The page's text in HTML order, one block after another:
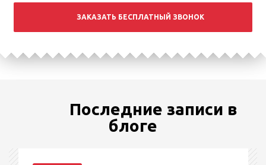
ЗАКАЗАТЬ БЕСПЛАТНЫЙ ЗВОНОК
Последние записи в
блоге